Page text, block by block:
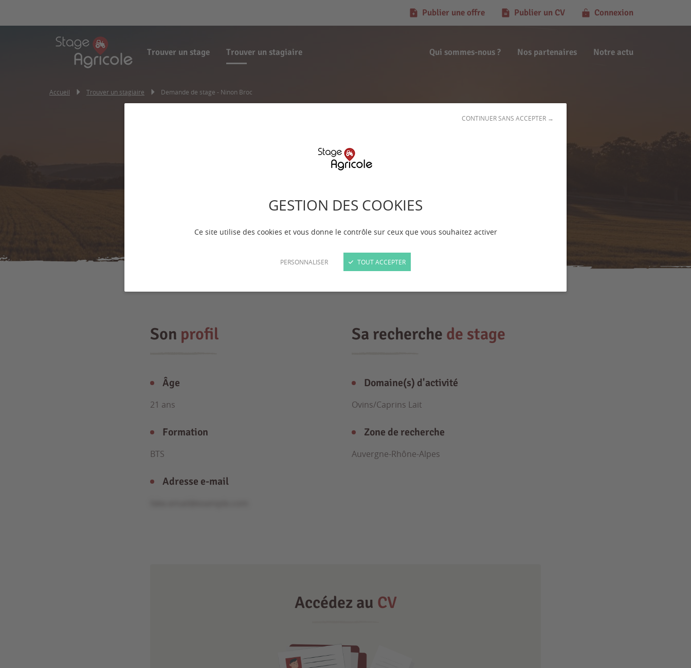
GESTION DES COOKIES
Ce site utilise des cookies et vous donne le contrôle sur ceux que vous souhaitez activer
PERSONNALISER
CONTINUER SANS ACCEPTER →
TOUT ACCEPTER
Trouver un stage Trouver un stagiaire Qui sommes-nous ? Nos partenaires Notre actu
Publier une offre Publier un CV Connexion
Accueil Trouver un stagiaire Demande de stage - Ninon Broc
Demande de stage
Son profil
Âge
21 ans
Formation
BTS
Adresse e-mail
Sa recherche de stage
Domaine(s) d'activité
Ovins/Caprins Lait
Zone de recherche
Auvergne-Rhône-Alpes
Accédez au CV